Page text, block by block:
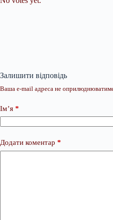
Залишити відповідь
Ваша e-mail адреса не
Ім’я *
Додати коментар *